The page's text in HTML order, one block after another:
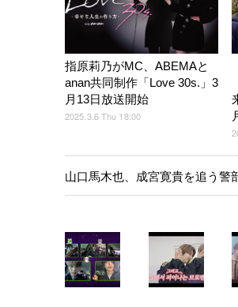
指原莉乃がMC、ABEMAと
anan共同制作「Love 30s.」3
月13日放送開始
2025.3.6 Thu 18:00
山口馬木也、成宮寛貴を追う警